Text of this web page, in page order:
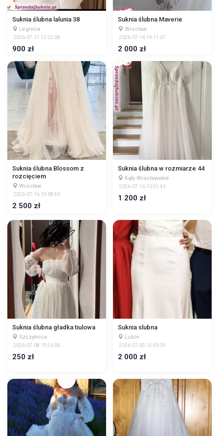
Suknia ślubna lalunia 38
Legnica
2026-07-17 12:32:08
900 zł
Suknia ślubna Maverie
Wrocław
2026-07-16 19:11:01
2 000 zł
Suknia ślubna Blossom z
rozcięciem
Wrocław
2026-07-16 19:08:53
2 500 zł
Suknia ślubna w rozmiarze 44
Kąty Wrocławskie
2026-07-16 10:01:43
1 200 zł
Suknia ślubna gładka tiulowa
Szczytnica
2026-07-08 19:56:06
250 zł
Suknia slubna
Lubin
2026-07-05 15:59:39
2 000 zł